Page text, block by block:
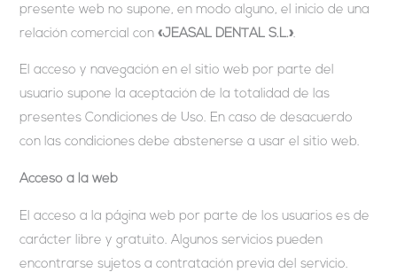
presente web no supone, en modo alguno, el inicio de una
relación comercial con«JEASAL DENTAL S.L.».
El acceso y navegación en el sitio web por parte del
usuario supone la aceptación de la totalidad de las
presentes Condiciones de Uso. En caso de desacuerdo
con las condiciones debe abstenerse a usar el sitio web.
Acceso a la web
El acceso a la página web por parte de los usuarios es de
carácter libre y gratuito. Algunos servicios pueden
encontrarse sujetos a contratación previa del servicio.